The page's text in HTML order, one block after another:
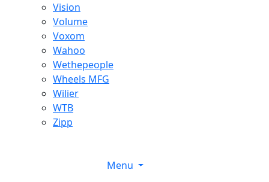
Vision
Volume
Voxom
Wahoo
Wethepeople
Wheels MFG
Wilier
WTB
Zipp
Menu